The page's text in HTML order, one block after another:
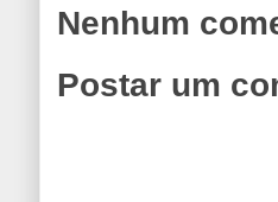
Nenhum
Postar um